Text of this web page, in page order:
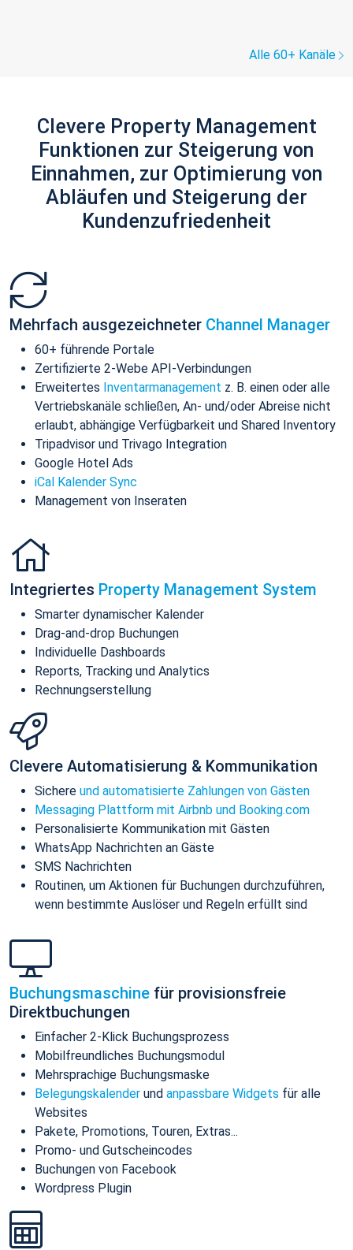
Alle 60+ Kanäle
Clevere Property Management
Funktionen zur Steigerung von
Einnahmen, zur Optimierung von
Abläufen und Steigerung der
Kundenzufriedenheit
Mehrfach ausgezeichneter Channel Manager
60+ führende Portale
Zertifizierte 2-Webe API-Verbindungen
Erweitertes Inventarmanagement z. B. einen oder alle
Vertriebskanäle schließen, An- und/oder Abreise nicht
erlaubt, abhängige Verfügbarkeit und Shared Inventory
Tripadvisor und Trivago Integration
Google Hotel Ads
iCal Kalender Sync
Management von Inseraten
Integriertes Property Management System
Smarter dynamischer Kalender
Drag-and-drop Buchungen
Individuelle Dashboards
Reports, Tracking und Analytics
Rechnungserstellung
Clevere Automatisierung & Kommunikation
Sichere und automatisierte Zahlungen von Gästen
Messaging Plattform mit Airbnb und Booking.com
Personalisierte Kommunikation mit Gästen
WhatsApp Nachrichten an Gäste
SMS Nachrichten
Routinen, um Aktionen für Buchungen durchzuführen,
wenn bestimmte Auslöser und Regeln erfüllt sind
Buchungsmaschine für provisionsfreie
Direktbuchungen
Einfacher 2-Klick Buchungsprozess
Mobilfreundliches Buchungsmodul
Mehrsprachige Buchungsmaske
Belegungskalender und anpassbare Widgets für alle
Websites
Pakete, Promotions, Touren, Extras...
Promo- und Gutscheincodes
Buchungen von Facebook
Wordpress Plugin